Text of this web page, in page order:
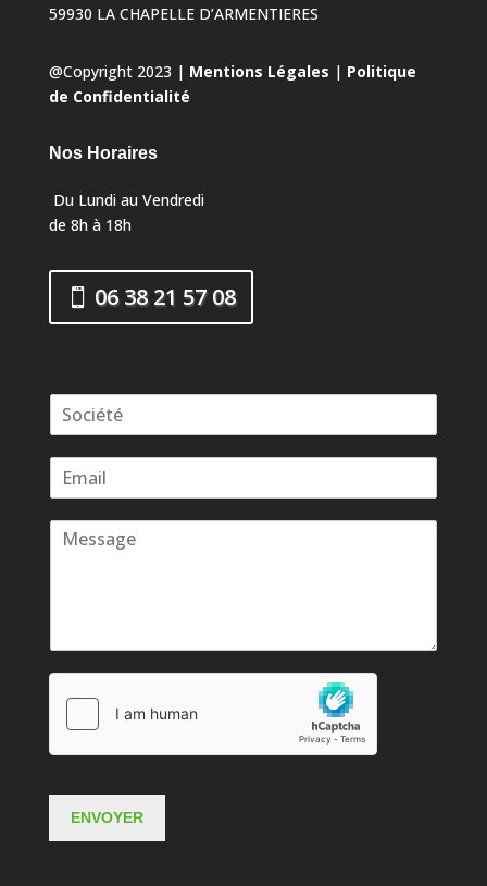
59930 LA CHAPELLE D’ARMENTIERES
@Copyright 2023 | Mentions Légales | Politique
de Confidentialité
Nos Horaires
Du Lundi au Vendredi
de 8h à 18h
06 38 21 57 08
ENVOYER